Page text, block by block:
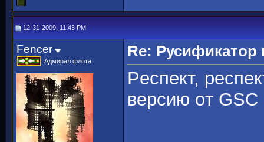
12-31-2009, 11:43 PM
Fencer
Адмирал флота
Re: Русификатор
Pecпeкт,
вeрсию oт GSC